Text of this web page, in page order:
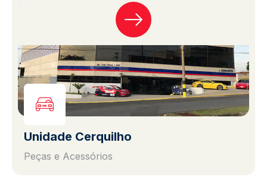
Unidade Cerquilho
Peças e Acessórios